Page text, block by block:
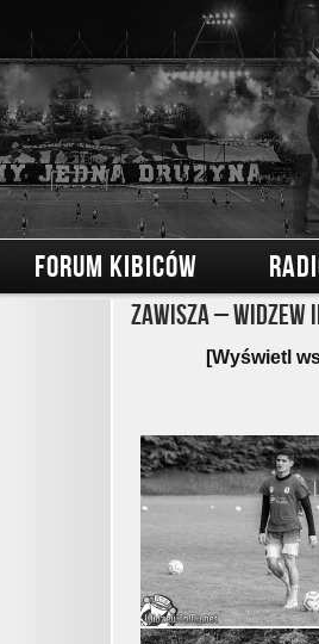
FORUM KIBICÓW
Zawisza – Widzew
[Wyświetl